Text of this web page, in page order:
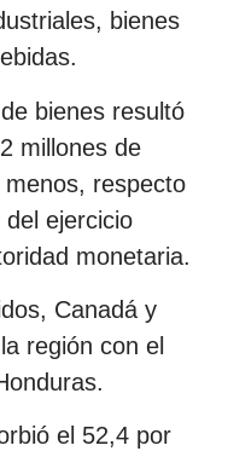
bienes
bienes resultó
millones de
respecto
ejercicio
monetaria.
Canadá y
región con el
el 52,4 por